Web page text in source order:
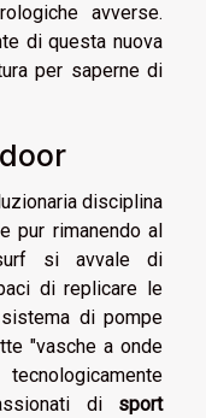
avverse.
di questa nuova
per saperne di
disciplina
pur rimanendo al
si avvale di
di replicare le
di pompe
"vasche a onde
di sport